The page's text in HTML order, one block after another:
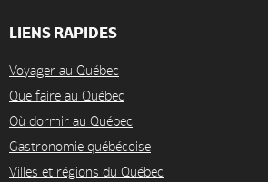
LIENS RAPIDES
Voyager au Québec
Que faire au Québec
Où dormir au Québec
Gastronomie québécoise
Villes et régions du Québec